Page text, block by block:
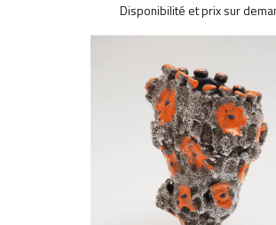
Disponibilité et prix sur